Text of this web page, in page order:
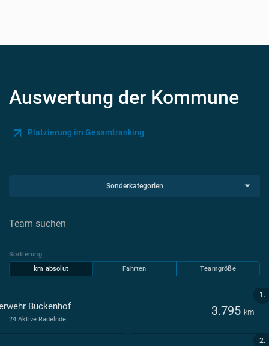
Auswertung der Kommune
Platzierung im Gesamtranking
Sonderkategorien
Sortierung
km absolut
Fahrten Teamgröße
1.
Buckenhof 3.795 km
24 Aktive Radelnde
2.